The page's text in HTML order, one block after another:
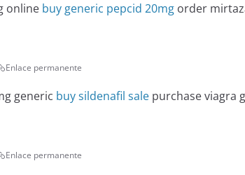
online buy generic pepcid 20mg order
Enlace permanente
generic buy sildenafil sale purchase viagra
Enlace permanente